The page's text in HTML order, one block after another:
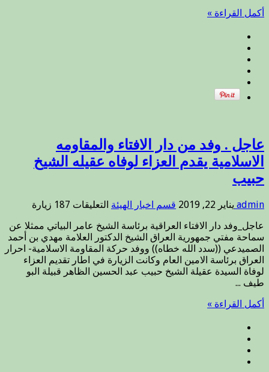
ووفد
بابل
عمليات
بابل
.
أكمل القراءة »
عاجل . وفد من دار الافتاء والمقاومه
الاسلامية يقدم العزاء لوفاه عقيله الشيخ
حبيب
admin يناير 22, 2019 قسم اخبار الهيئة التعليقات على
.
وفد
من
دار
الافتاء
187 زيارة
عاجل_وفد دار الافتاء العراقية برئاسة الشيخ عامر البياتي ممثلا عن
سماحة مفتي جمهورية العراق الشيخ الدكتور العلامة مهدي بن أحمد
الصميدعي ((سدد الله خطاه)) ووفد حركة المقاومة الاسلامية- احرار
العراق برئاسة الامين العام وكانت الزيارة في اطار تقديم العزاء
لوفاة السيدة عقيلة الشيخ حبيب عبد الحسين الظاهر قبيلة البو
طيف ...
أكمل القراءة »